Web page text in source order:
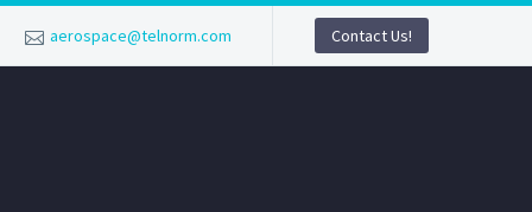
aerospace@telnorm.com Contact Us!